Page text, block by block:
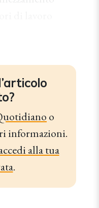
o
informazioni.
alla tua
.